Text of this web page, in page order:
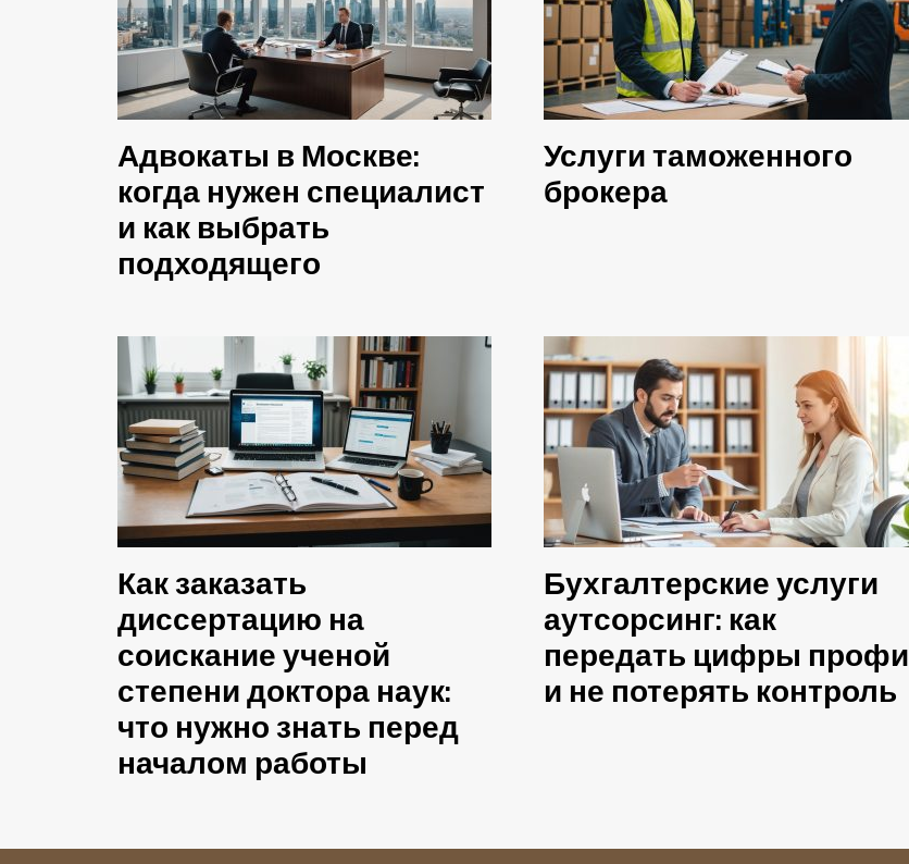
Адвокаты в Москве:
когда нужен специалист
и как выбрать
подходящего
Услуги таможенного
брокера
Как заказать
диссертацию на
соискание ученой
степени доктора наук:
что нужно знать перед
началом работы
Бухгалтерские услуги
аутсорсинг: как
передать цифры профи
и не потерять контроль